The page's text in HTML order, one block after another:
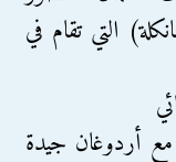
التي تقام في
مع أردوغان جيدة